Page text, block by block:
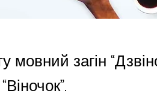
загін